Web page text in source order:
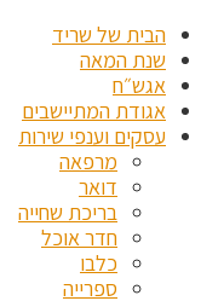
הבית של שריד
שנת המאה
אגש״ח
אגודת המתיישבים
עסקים וענפי שירות
מרפאה
דואר
בריכת שחייה
חדר אוכל
כלבו
ספרייה